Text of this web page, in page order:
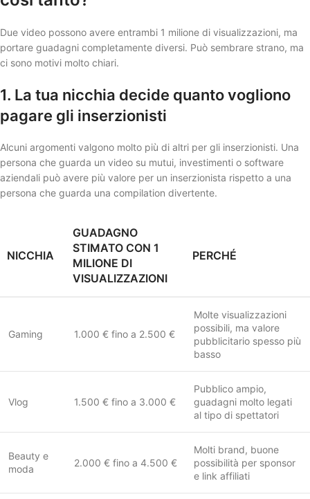
Due video possono avere entrambi 1 milione di visualizzazioni, ma
portare guadagni completamente diversi. Può sembrare strano, ma
ci sono motivi molto chiari.
1. La tua nicchia decide quanto vogliono
pagare gli inserzionisti
Alcuni argomenti valgono molto più di altri per gli inserzionisti. Una
persona che guarda un video su mutui, investimenti o software
aziendali può avere più valore per un inserzionista rispetto a una
persona che guarda una compilation divertente.
NICCHIA
GUADAGNO
STIMATO CON 1
MILIONE DI
VISUALIZZAZIONI
PERCHÉ
Gaming 1.000 € fino a 2.500 €
Molte visualizzazioni
possibili, ma valore
pubblicitario spesso più
basso
Vlog 1.500 € fino a 3.000 €
Pubblico ampio,
guadagni molto legati
al tipo di spettatori
Beauty e
moda
2.000 € fino a 4.500 €
Molti brand, buone
possibilità per sponsor
e link affiliati